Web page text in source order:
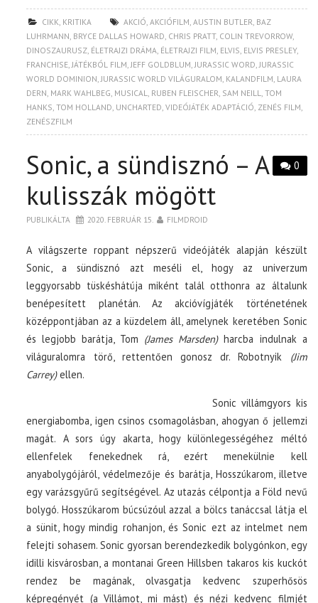
CIKK, KRITIKA AKCIÓ,AKCIÓFILM,AUSTIN BUTLER, BAZ
LUHRMANN, BRYCE DALLAS HOWARD, CHRIS PRATT, COLIN TREVORROW,
DINOSZAURUSZ, ÉLETRAJZI DRÁMA, ÉLETRAJZI FILM, ELVIS, ELVIS PRESLEY,
FRANCHISE,JÁTÉKBÓL FILM,JEFF GOLDBLUM,JURASSIC WORD,JURASSIC
WORLD DOMINION,JURASSIC WORLD VILÁGURALOM, KALANDFILM, LAURA
DERN, MARK WAHLBEG, MUSICAL, RUBEN FLEISCHER, SAM NEILL,TOM
HANKS,TOM HOLLAND, UNCHARTED,VIDEÓJÁTÉK ADAPTÁCIÓ, ZENÉS FILM,
ZENÉSZFILM
0
Sonic, a sündisznó – A
kulisszák mögött
PUBLIKÁLTA 2020. FEBRUÁR 15. FILMDROID
A világszerte roppant népszerű videójáték alapján készült
Sonic, a sündisznó azt meséli el, hogy az univerzum
leggyorsabb tüskéshátúja miként talál otthonra az általunk
benépesített planétán. Az akcióvígjáték történetének
középpontjában az a küzdelem áll, amelynek keretében Sonic
és legjobb barátja, Tom (James Marsden)harcba indulnak a
világuralomra törő, rettentően gonosz dr. Robotnyik (Jim
Carrey)ellen.
Sonic villámgyors kis
energiabomba, igen csinos csomagolásban, ahogyan ő jellemzi
magát. A sors úgy akarta, hogy különlegességéhez méltó
ellenfelek fenekednek rá, ezért menekülnie kell
anyabolygójáról, védelmezője és barátja, Hosszúkarom, illetve
egy varázsgyűrű segítségével. Az utazás célpontja a Föld nevű
bolygó. Hosszúkarom búcsúzóul azzal a bölcs tanáccsal látja el
a sünit, hogy mindig rohanjon, és Sonic ezt az intelmet nem
felejti sohasem. Sonic gyorsan berendezkedik bolygónkon, egy
idilli kisvárosban, a montanai Green Hillsben takaros kis kuckót
rendez be magának, olvasgatja kedvenc szuperhősös
képregényét (a Villámot, mi mást) és nézi kedvenc filmjét